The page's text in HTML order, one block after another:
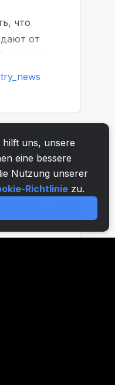
hilft uns, unsere
eine bessere
Nutzung unserer
Richtlinie zu.